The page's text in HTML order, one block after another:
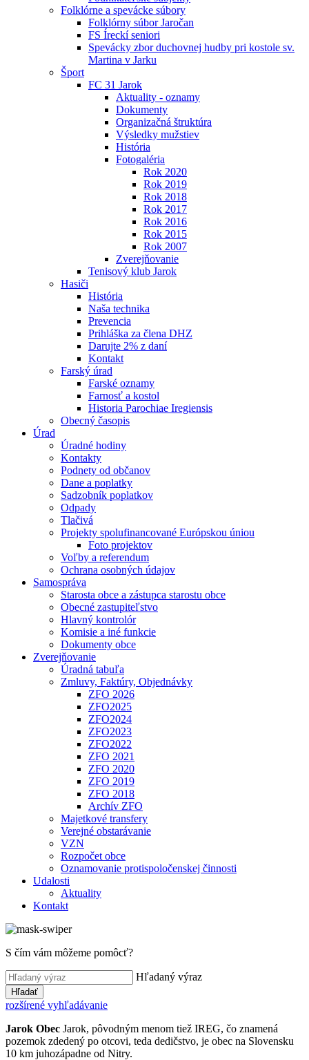
Folklórne a spevácke súbory
Folklórny súbor Jaročan
FS Íreckí seniori
Spevácky zbor duchovnej hudby pri kostole sv.
Martina v Jarku
Šport
FC 31 Jarok
Aktuality - oznamy
Dokumenty
Organizačná štruktúra
Výsledky mužstiev
História
Fotogaléria
Rok 2020
Rok 2019
Rok 2018
Rok 2017
Rok 2016
Rok 2015
Rok 2007
Zverejňovanie
Tenisový klub Jarok
Hasiči
História
Naša technika
Prevencia
Prihláška za člena DHZ
Darujte 2% z daní
Kontakt
Farský úrad
Farské oznamy
Farnosť a kostol
Historia Parochiae Iregiensis
Obecný časopis
Úrad
Úradné hodiny
Kontakty
Podnety od občanov
Dane a poplatky
Sadzobník poplatkov
Odpady
Tlačivá
Projekty spolufinancované Európskou úniou
Foto projektov
Voľby a referendum
Ochrana osobných údajov
Samospráva
Starosta obce a zástupca starostu obce
Obecné zastupiteľstvo
Hlavný kontrolór
Komisie a iné funkcie
Dokumenty obce
Zverejňovanie
Úradná tabuľa
Zmluvy, Faktúry, Objednávky
ZFO 2026
ZFO2025
ZFO2024
ZFO2023
ZFO2022
ZFO 2021
ZFO 2020
ZFO 2019
ZFO 2018
Archív ZFO
Majetkové transfery
Verejné obstarávanie
VZN
Rozpočet obce
Oznamovanie protispoločenskej činnosti
Udalosti
Aktuality
Kontakt
S čím vám môžeme pomôcť?
Hľadaný výraz
Hľadať
rozšírené vyhľadávanie
Jarok Obec Jarok, pôvodným menom tiež IREG, čo znamená
pozemok zdedený po otcovi, teda dedičstvo, je obec na Slovensku
10 km juhozápadne od Nitry.